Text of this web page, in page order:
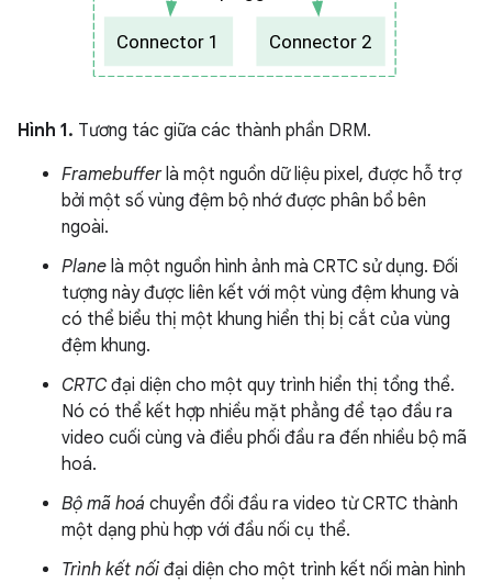
Hình 1. Tương tác giữa các thành phần DRM.
Framebufferlà một nguồn dữ liệu pixel, được hỗ trợ
bởi một số vùng đệm bộ nhớ được phân bổ bên
ngoài.
Plane là một nguồn hình ảnh mà CRTC sử dụng. Đối
tượng này được liên kết với một vùng đệm khung và
có thể biểu thị một khung hiển thị bị cắt của vùng
đệm khung.
CRTCđại diện cho một quy trình hiển thị tổng thể.
Nó có thể kết hợp nhiều mặt phẳng để tạo đầu ra
video cuối cùng và điều phối đầu ra đến nhiều bộ mã
hoá.
Bộ mã hoá chuyển đổi đầu ra video từ CRTC thành
một dạng phù hợp với đầu nối cụ thể.
Trình kết nối đại diện cho một trình kết nối màn hình